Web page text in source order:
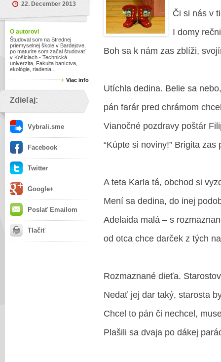
22. December 2013
O autorovi
Študoval som na Strednej
priemyselnej škole v Bardejove,
po maturite som začal študovať
v Košiciach - Technická
univerzita, Fakulta baníctva,
ekológie, riadenia...
Viac info
Zdieľaj:
Vybrali.sme
Facebook
Twitter
Google+
Poslať Emailom
Tlačiť
Či si nás v
I domy
Boh sa k nám zas zblíži,
Utíchla dedina. Belie sa
pán farár pred chrámom
Vianočné pozdravy poštár
“Kúpte si noviny!” Brigita zas
A teta Karla tá, obchod si
Mení sa dedina, do inej
Adelaida malá – s
od otca chce darček z tých
Rozmaznané dieťa.
Nedať jej dar taký, starosta
Chcel to pán či nechcel,
Plašili sa dvaja po dákej